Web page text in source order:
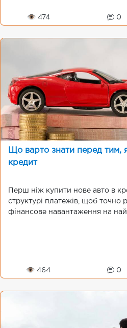
👁 474 0
Що варто знати перед тим,
кредит
Перш ніж купити нове авто в
структурі платежів, щоб точно
фінансове навантаження на
👁 464 0